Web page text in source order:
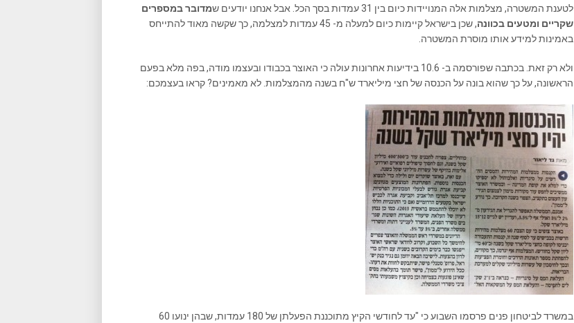
לטענת המשטרה, מצלמות אלה המנויידות כיום בין 31 עמדות בסך הכל. אבל אנחנו יודעים ש
מדובר במספרים
שקריים ומטעים בכוונה
, שכן בישראל קיימות כיום למעלה מ- 45 עמדות למצלמה, כך שקשה מאוד להתייחס
באמינות למידע אותו מוסרת המשטרה.
ולא רק זאת. בכתבה שפורסמה ב- 10.6 בידיעות אחרונות עולה כי האוצר בכבודו ובעצמו מודה, בפה מלא בפעם
הראשונה, על כך שהוא בונה על הכנסה של חצי מיליארד ש"ח בשנה מהמצלמות. לא מאמינים? קראו בעצמכם:
במשרד לביטחון פנים פרסמו השבוע כי "עד לחודשי הקיץ מתוכננת הפעלתן של 180 עמדות, שבהן ינועו 60